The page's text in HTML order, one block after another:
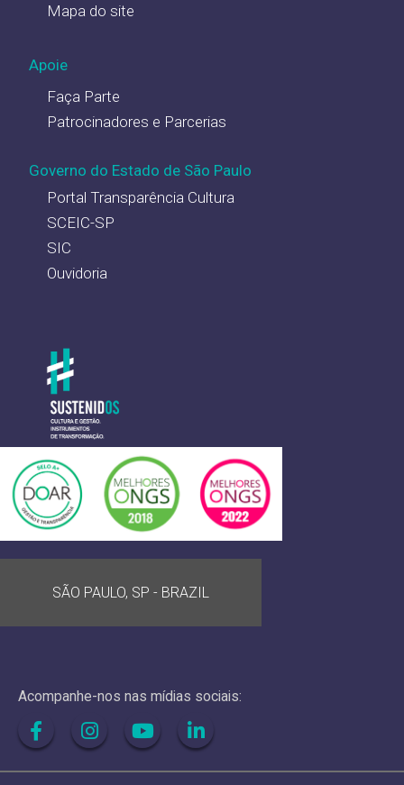
Mapa do site
Apoie
Faça Parte
Patrocinadores e Parcerias
Governo do Estado de São Paulo
Portal Transparência Cultura
SCEIC-SP
SIC
Ouvidoria
SÃO PAULO, SP - BRAZIL
Acompanhe-nos nas mídias sociais: